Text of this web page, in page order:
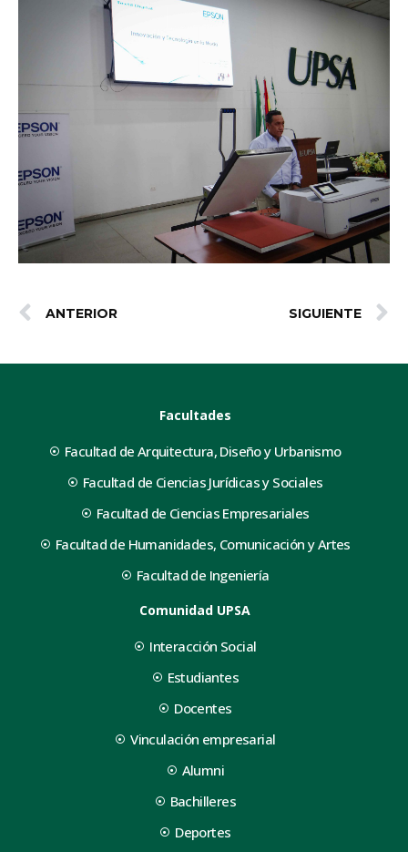
ANTERIOR SIGUIENTE
Facultades
Facultad de Arquitectura, Diseño y Urbanismo
Facultad de Ciencias Jurídicas y Sociales
Facultad de Ciencias Empresariales
Facultad de Humanidades, Comunicación y Artes
Facultad de Ingeniería
Comunidad UPSA
Interacción Social
Estudiantes
Docentes
Vinculación empresarial
Alumni
Bachilleres
Deportes